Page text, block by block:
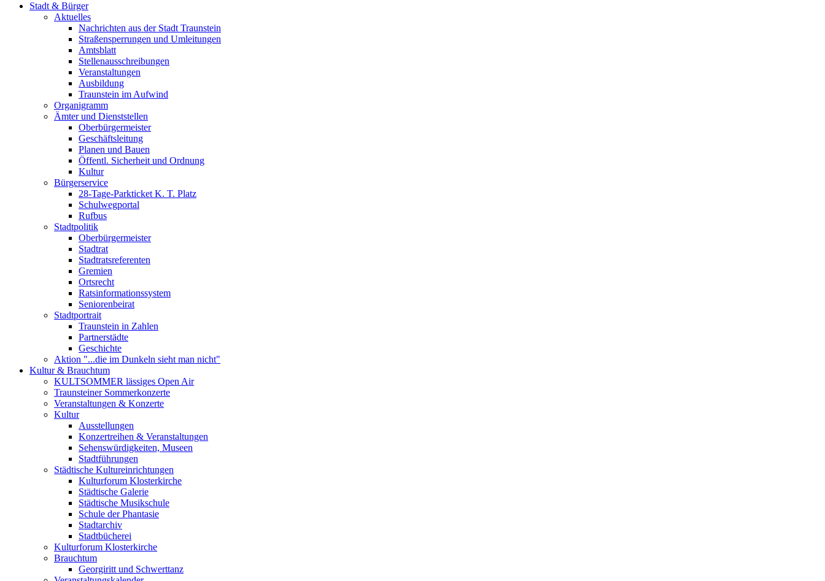
Stadt & Bürger
Aktuelles
Nachrichten aus der Stadt Traunstein
Straßensperrungen und Umleitungen
Amtsblatt
Stellenausschreibungen
Veranstaltungen
Ausbildung
Traunstein im Aufwind
Organigramm
Ämter und Dienststellen
Oberbürgermeister
Geschäftsleitung
Planen und Bauen
Öffentl. Sicherheit und Ordnung
Kultur
Bürgerservice
28-Tage-Parkticket K. T. Platz
Schulwegportal
Rufbus
Stadtpolitik
Oberbürgermeister
Stadtrat
Stadtratsreferenten
Gremien
Ortsrecht
Ratsinformationssystem
Seniorenbeirat
Stadtportrait
Traunstein in Zahlen
Partnerstädte
Geschichte
Aktion "...die im Dunkeln sieht man nicht"
Kultur & Brauchtum
KULTSOMMER lässiges Open Air
Traunsteiner Sommerkonzerte
Veranstaltungen & Konzerte
Kultur
Ausstellungen
Konzertreihen & Veranstaltungen
Sehenswürdigkeiten, Museen
Stadtführungen
Städtische Kultureinrichtungen
Kulturforum Klosterkirche
Städtische Galerie
Städtische Musikschule
Schule der Phantasie
Stadtarchiv
Stadtbücherei
Kulturforum Klosterkirche
Brauchtum
Georgiritt und Schwerttanz